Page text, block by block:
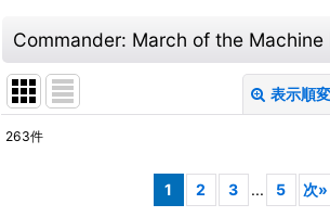
Commander: March of the Machine
表示順
263件
1 2 3 ... 5 次»